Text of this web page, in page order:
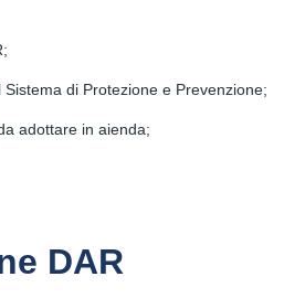
di Protezione e Prevenzione;
adottare in aienda;
DAR